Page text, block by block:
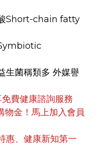
Short-chain fatty
生菌稱類多 外媒譽
費健康諮詢服務
物金！馬上加入會員
惠、健康新知第一